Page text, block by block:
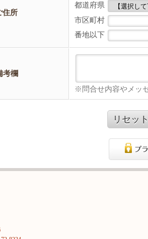
住所
都道府県
市区町村
番地以下
考欄
※問合せ内容やメッ
リセット